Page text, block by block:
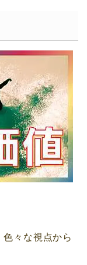
色々な視点から